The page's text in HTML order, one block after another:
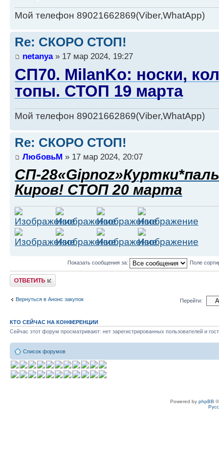
Мой телефон 89021662869(Viber,WhatApp)
Re: СКОРО СТОП!
netanya» 17 мар 2024, 19:27
СП70. MilanKo: носки,
топы. СТОП 19 марта
Мой телефон 89021662869(Viber,WhatApp)
Re: СКОРО СТОП!
ЛюбовьМ » 17 мар 2024, 20:07
СП-
Киров! СТОП 20 марта
Показать сообщения за: Поле
Ответить
Вернуться в Анонс закупок Перейти:
КТО СЕЙЧАС НА КОНФЕРЕНЦИИ
Сейчас этот форум просматривают: нет зарегистрированных пользователей и
Список форумов
Powered by phpBB